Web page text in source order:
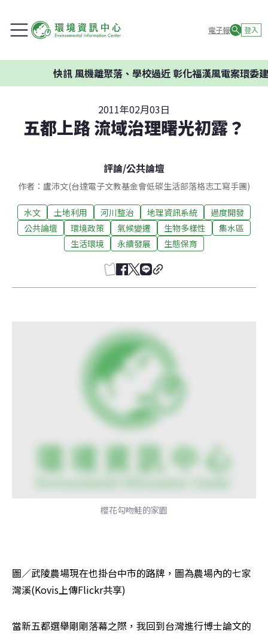
電子報 登入
快訊風機離聚落、學校過近 彰化福漢風電案環委建
2011年02月03日
五都上路 流域治理曙光初露？
評論/公共論壇
作者：盧沛文(台達電子文教基金會低碳生活部落格志工寫手團)
水文 土地利用 河川整治 地理資訊系統
過度開發
公共論壇
環境政策 氣候變遷 生物多樣性
集水區
生活環境
永續發展 生態保育
櫻花勾吻鮭的家園
圖／武陵農場現在也掛台中市的路牌，圖為農場內的七家
灣溪(Kovis上傳Flickr共享)
當新五都選舉剛剛落幕之際，我回到台灣進行博士論文的